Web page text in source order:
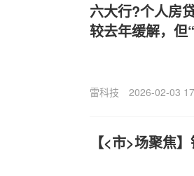
六大行?个人房
较去年缓解，但
雷科技 2026-02-03
【<市>场聚焦